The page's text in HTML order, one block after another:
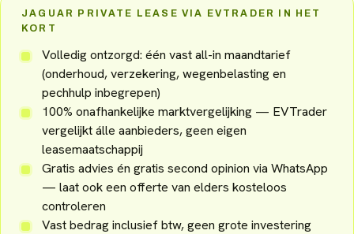
JAGUAR PRIVATE LEASE VIA EVTRADER IN HET
KORT
Volledig ontzorgd: één vast all-in maandtarief
(onderhoud, verzekering, wegenbelasting en
pechhulp inbegrepen)
100% onafhankelijke marktvergelijking — EVTrader
vergelijkt álle aanbieders, geen eigen
leasemaatschappij
Gratis advies én gratis second opinion via WhatsApp
— laat ook een offerte van elders kosteloos
controleren
Vast bedrag inclusief btw, geen grote investering